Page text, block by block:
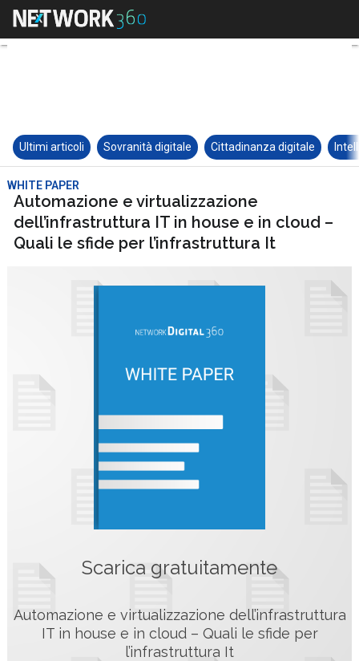
Ultimi articoli Sovranità digitale Cittadinanza digitale
WHITE PAPER
Automazione e virtualizzazione
dell’infrastruttura IT in house e in cloud –
Quali le sfide per l’infrastruttura It
Scarica gratuitamente
Automazione e virtualizzazione dell’infrastruttura
IT in house e in cloud – Quali le sfide per
l’infrastruttura It